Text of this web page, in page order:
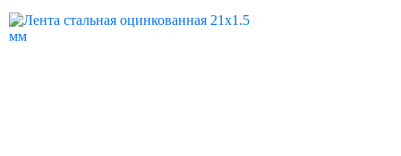
Реквизиты